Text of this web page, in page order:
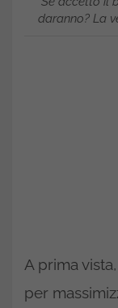
daranno? La
A prima
per